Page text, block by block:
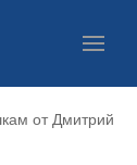
от Дмитрий